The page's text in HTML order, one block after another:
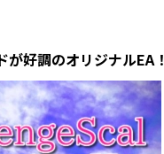
が好調のオリジナルEA！